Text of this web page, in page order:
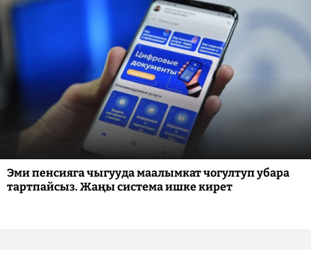
Эми пенсияга чыгууда маалымкат чогултуп убара
тартпайсыз. Жаңы система ишке кирет